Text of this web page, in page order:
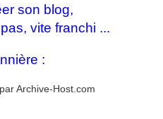
son blog,
vite franchi ...
: